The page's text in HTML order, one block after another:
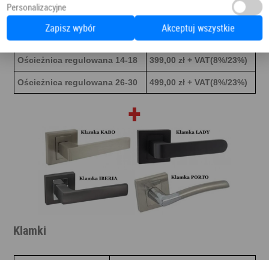
Ościeżnica regulowana 8-10 363,00 zł + VAT(8%/23%)
Ościeżnica regulowana 10-14
Ościeżnica regulowana 14-18 399,00 zł + VAT(8%/23%)
Ościeżnica regulowana 26-30 499,00 zł + VAT(8%/23%)
+
Klamki
Personalizacyjne
Zapisz wybór Akceptuj wszystkie